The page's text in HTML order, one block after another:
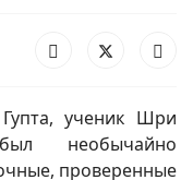
ученик Шри
необычайно
проверенные